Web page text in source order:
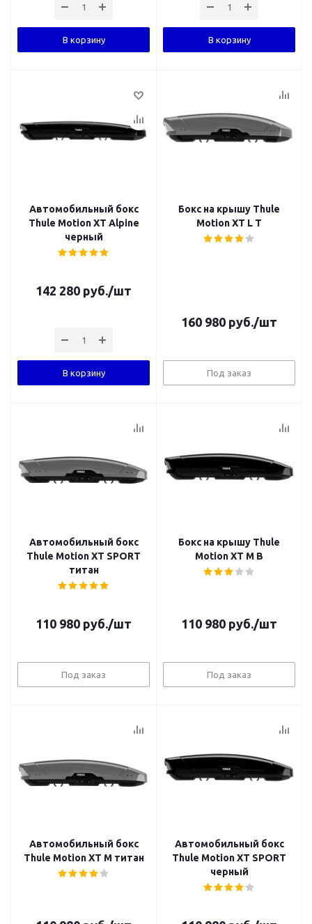
В корзину В корзину
Автомобильный бокс
Thule Motion XT Alpine
черный
142 280 руб./шт
В корзину
Бокс на крышу Thule
Motion XT L T
160 980 руб./шт
Под заказ
Автомобильный бокс
Thule Motion XT SPORT
титан
110 980 руб./шт
Под заказ
Бокс на крышу Thule
Motion XT M B
110 980 руб./шт
Под заказ
Автомобильный бокс
Thule Motion XT M титан
Автомобильный бокс
Thule Motion XT SPORT
черный